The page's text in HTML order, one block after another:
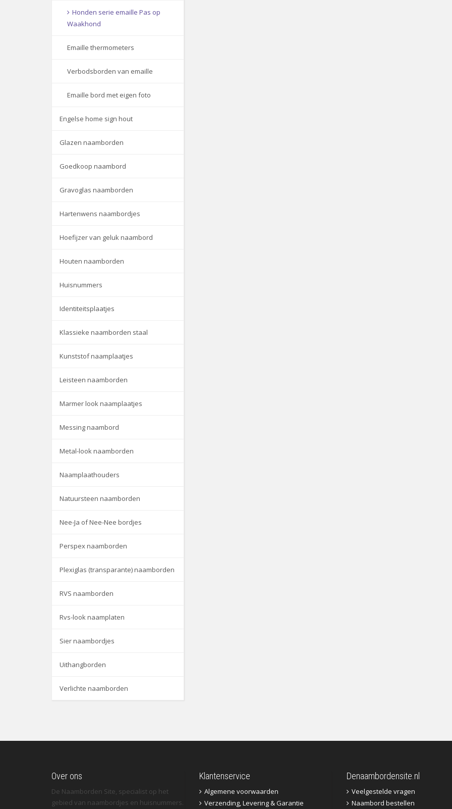
Honden serie emaille Pas op
Waakhond
Emaille thermometers
Verbodsborden van emaille
Emaille bord met eigen foto
Engelse home sign hout
Glazen naamborden
Goedkoop naambord
Gravoglas naamborden
Hartenwens naambordjes
Hoefijzer van geluk naambord
Houten naamborden
Huisnummers
Identiteitsplaatjes
Klassieke naamborden staal
Kunststof naamplaatjes
Leisteen naamborden
Marmer look naamplaatjes
Messing naambord
Metal-look naamborden
Naamplaathouders
Natuursteen naamborden
Nee-Ja of Nee-Nee bordjes
Perspex naamborden
Plexiglas (transparante) naamborden
RVS naamborden
Rvs-look naamplaten
Sier naambordjes
Uithangborden
Verlichte naamborden
Over ons
De Naamborden Site, specialist op het
gebied van naambordjes en huisnummers.
Klantenservice
Algemene voorwaarden
Verzending, Levering & Garantie
Denaambordensite.nl
Veelgestelde vragen
Naambord bestellen